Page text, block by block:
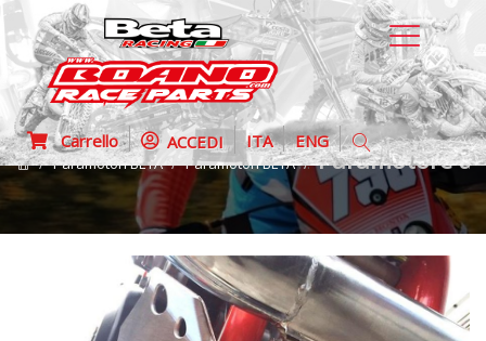
Carrello ACCEDI ITA ENG
Paramotori BETA Paramotori BETA Paramotore